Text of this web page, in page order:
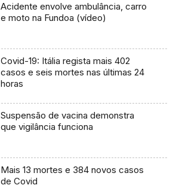
Acidente envolve ambulância, carro
e moto na Fundoa (vídeo)
Covid-19: Itália regista mais 402
casos e seis mortes nas últimas 24
horas
Suspensão de vacina demonstra
que vigilância funciona
Mais 13 mortes e 384 novos casos
de Covid